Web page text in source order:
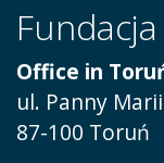
Office in
ul. Panny
87-100 Toruń